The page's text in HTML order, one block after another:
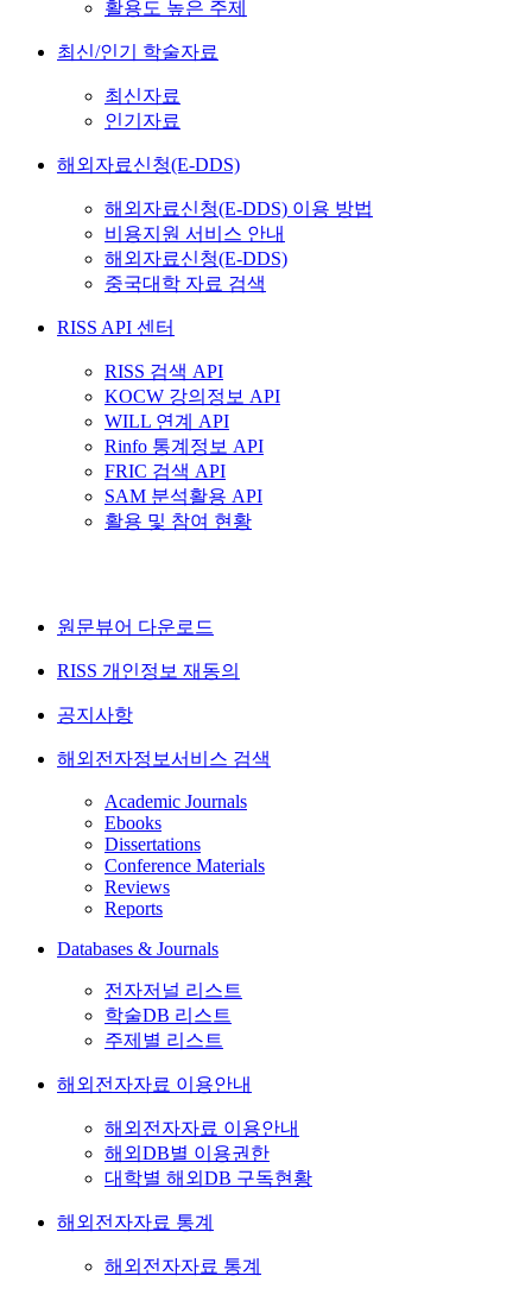
활용도 높은 주제
최신/인기 학술자료
최신자료
인기자료
해외자료신청(E-DDS)
해외자료신청(E-DDS) 이용 방법
비용지원 서비스 안내
해외자료신청(E-DDS)
중국대학 자료 검색
RISS API 센터
RISS 검색 API
KOCW 강의정보 API
WILL 연계 API
Rinfo 통계정보 API
FRIC 검색 API
SAM 분석활용 API
활용 및 참여 현황
원문뷰어 다운로드
RISS 개인정보 재동의
공지사항
해외전자정보서비스 검색
Academic Journals
Ebooks
Dissertations
Conference Materials
Reviews
Reports
Databases & Journals
전자저널 리스트
학술DB 리스트
주제별 리스트
해외전자자료 이용안내
해외전자자료 이용안내
해외DB별 이용권한
대학별 해외DB 구독현황
해외전자자료 통계
해외전자자료 통계